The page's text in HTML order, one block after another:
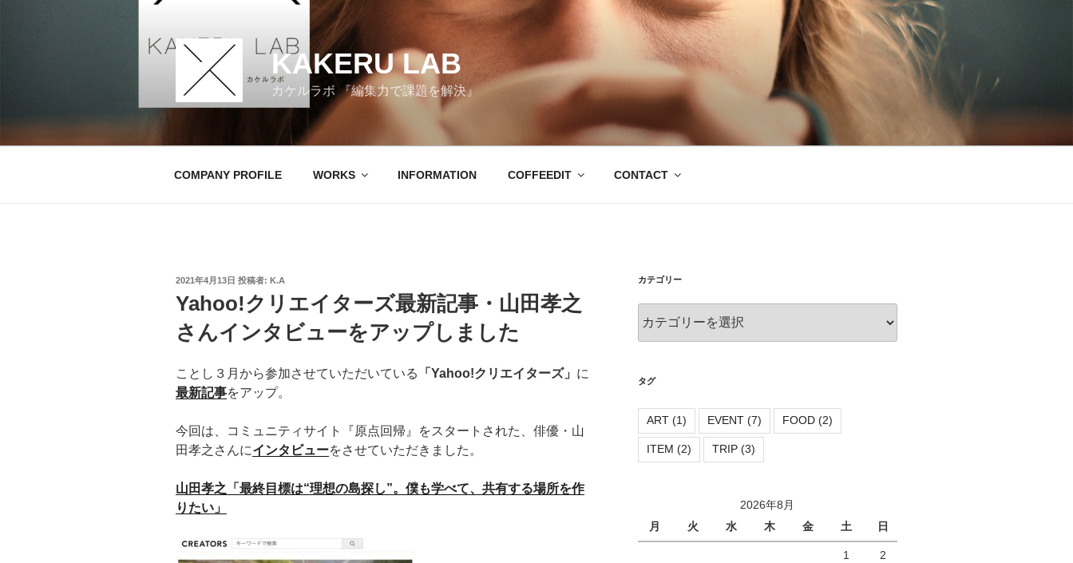
キ
KAKERU LAB
カケルラボ 『編集力で課題を解決』
COMPANY PROFILE WORKS INFORMATION COFFEEDIT CONTACT
投
日:
2021年4月13日 投稿者: K.A
Yahoo!クリエイターズ最新記事・山田孝之
さんインタビューをアップしました
ことし３月から参加させていただいている 「Yahoo!クリエイターズ」 に
最新記事をアップ。
今回は、コミュニティサイト『原点回帰』をスタートされた、俳優・山
田孝之さんにインタビューをさせていただきました。
山田孝之「最終目標は“理想の島探し”。僕も学べて、共有する場所を作
りたい」
カテゴリー
テ
ー
タグ
ART(1) EVENT(7) FOOD(2)
ITEM (2) TRIP(3)
2026年8月
月
火 水 木 金 土 日
1 2